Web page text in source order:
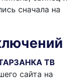
сначала на
ТВ
сайта на